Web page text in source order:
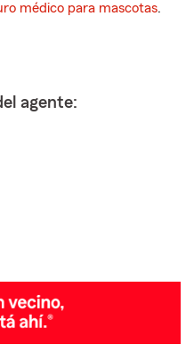
médico para mascotas.
agente: